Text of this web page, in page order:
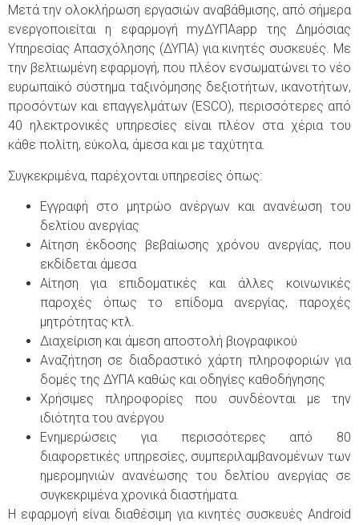
Μετά την ολοκλήρωση εργασιών αναβάθμισης, από σήμερα
ενεργοποιείται η εφαρμογή myΔΥΠΑapp της Δημόσιας
Υπηρεσίας Απασχόλησης (ΔΥΠΑ) για κινητές συσκευές. Με
την βελτιωμένη εφαρμογή, που πλέον ενσωματώνει το νέο
ευρωπαϊκό σύστημα ταξινόμησης δεξιοτήτων, ικανοτήτων,
προσόντων και επαγγελμάτων (ESCO), περισσότερες από
40 ηλεκτρονικές υπηρεσίες είναι πλέον στα χέρια του
κάθε πολίτη, εύκολα, άμεσα και με ταχύτητα.
Συγκεκριμένα, παρέχονται υπηρεσίες όπως:
Εγγραφή στο μητρώο ανέργων και ανανέωση του
δελτίου ανεργίας
Αίτηση έκδοσης βεβαίωσης χρόνου ανεργίας, που
εκδίδεται άμεσα
Αίτηση για επιδοματικές και άλλες κοινωνικές
παροχές όπως το επίδομα ανεργίας, παροχές
μητρότητας κτλ.
Διαχείριση και άμεση αποστολή βιογραφικού
Αναζήτηση σε διαδραστικό χάρτη πληροφοριών για
δομές της ΔΥΠΑ καθώς και οδηγίες καθοδήγησης
Χρήσιμες πληροφορίες που συνδέονται με την
ιδιότητα του ανέργου
Ενημερώσεις για περισσότερες από 80
διαφορετικές υπηρεσίες, συμπεριλαμβανομένων των
ημερομηνιών ανανέωσης του δελτίου ανεργίας σε
συγκεκριμένα χρονικά διαστήματα.
Η εφαρμογή είναι διαθέσιμη για κινητές συσκευές Android